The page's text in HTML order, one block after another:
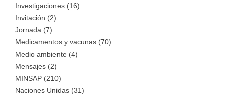
Investigaciones (16)
Invitación (2)
Jornada (7)
Medicamentos y vacunas (70)
Medio ambiente (4)
Mensajes (2)
MINSAP (210)
Naciones Unidas (31)